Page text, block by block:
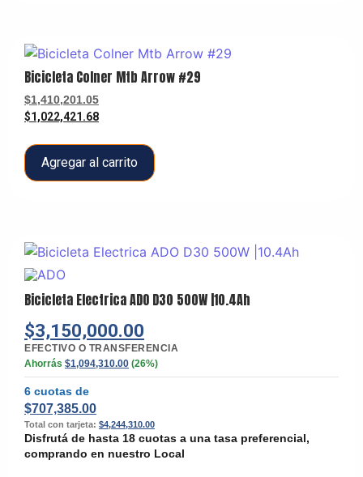
Bicicleta Colner Mtb Arrow #29
$1,410,201.05
$1,022,421.68
Agregar al carrito
Bicicleta Electrica ADO D30 500W |10.4Ah
$3,150,000.00
EFECTIVO O TRANSFERENCIA
Ahorrás $1,094,310.00 (26%)
6 cuotas de
$707,385.00
Total con tarjeta: $4,244,310.00
Disfrutá de hasta 18 cuotas a una tasa preferencial,
comprando en nuestro Local